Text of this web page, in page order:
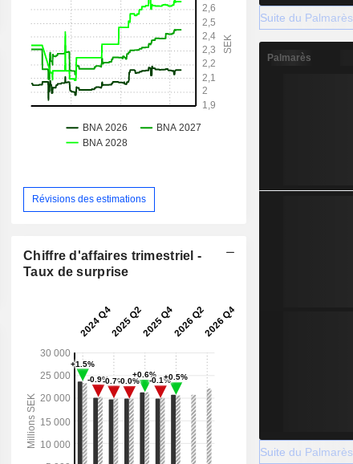
Révisions des estimations
Chiffre d'affaires trimestriel -
Taux de surprise
Suite du Palmarès
Palmarès
Suite du Palmarès